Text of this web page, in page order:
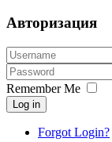
Авторизация
Remember Me
Log in
Forgot Login?